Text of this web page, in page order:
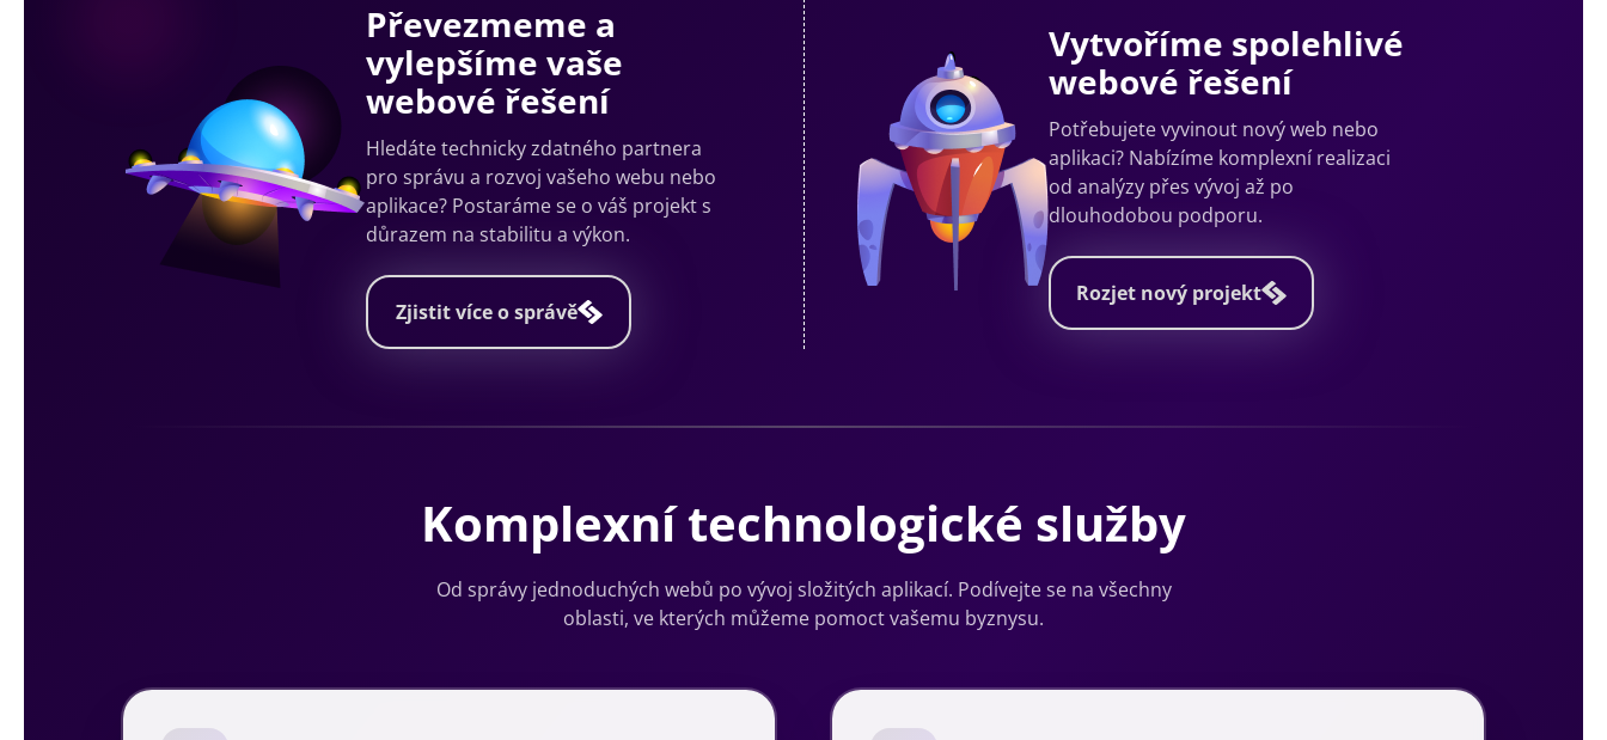
Převezmeme a
vylepšíme vaše
webové řešení
Hledáte technicky zdatného partnera
pro správu a rozvoj vašeho webu nebo
aplikace? Postaráme se o váš projekt s
důrazem na stabilitu a výkon.
Zjistit více o správě
Vytvoříme spolehlivé
webové řešení
Potřebujete vyvinout nový web nebo
aplikaci? Nabízíme komplexní realizaci
od analýzy přes vývoj až po
dlouhodobou podporu.
Rozjet nový projekt
Komplexní technologické služby
Od správy jednoduchých webů po vývoj složitých aplikací. Podívejte se na všechny
oblasti, ve kterých můžeme pomoct vašemu byznysu.